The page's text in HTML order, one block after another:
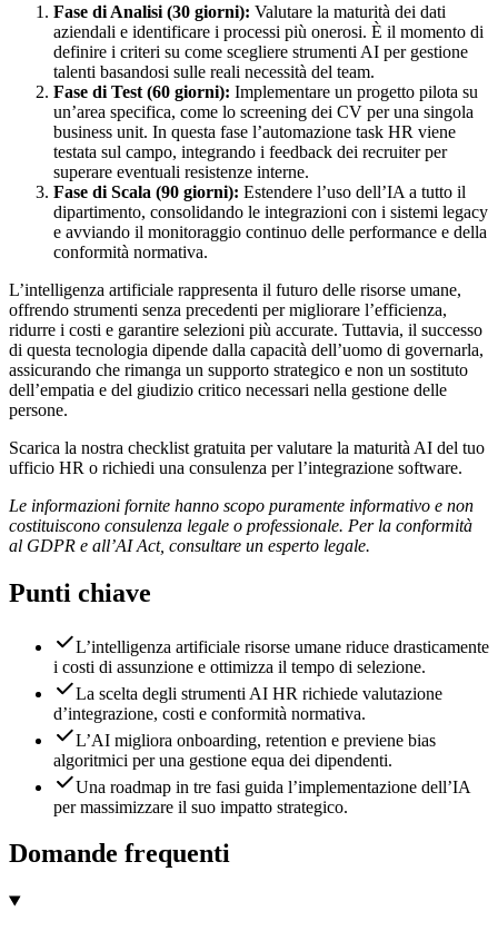
Fase di Analisi (30 giorni): Valutare la maturità dei dati
aziendali e identificare i processi più onerosi. È il momento di
definire i criteri su come scegliere strumenti AI per gestione
talenti basandosi sulle reali necessità del team.
Fase di Test (60 giorni): Implementare un progetto pilota su
un’area specifica, come lo screening dei CV per una singola
business unit. In questa fase l’automazione task HR viene
testata sul campo, integrando i feedback dei recruiter per
superare eventuali resistenze interne.
Fase di Scala (90 giorni): Estendere l’uso dell’IA a tutto il
dipartimento, consolidando le integrazioni con i sistemi legacy
e avviando il monitoraggio continuo delle performance e della
conformità normativa.
L’intelligenza artificiale rappresenta il futuro delle risorse umane,
offrendo strumenti senza precedenti per migliorare l’efficienza,
ridurre i costi e garantire selezioni più accurate. Tuttavia, il successo
di questa tecnologia dipende dalla capacità dell’uomo di governarla,
assicurando che rimanga un supporto strategico e non un sostituto
dell’empatia e del giudizio critico necessari nella gestione delle
persone.
Scarica la nostra checklist gratuita per valutare la maturità AI del tuo
ufficio HR o richiedi una consulenza per l’integrazione software.
Le informazioni fornite hanno scopo puramente informativo e non
costituiscono consulenza legale o professionale. Per la conformità
al GDPR e all’AI Act, consultare un esperto legale.
Punti chiave
L’intelligenza artificiale risorse umane riduce drasticamente
i costi di assunzione e ottimizza il tempo di selezione.
La scelta degli strumenti AI HR richiede valutazione
d’integrazione, costi e conformità normativa.
L’AI migliora onboarding, retention e previene bias
algoritmici per una gestione equa dei dipendenti.
Una roadmap in tre fasi guida l’implementazione dell’IA
per massimizzare il suo impatto strategico.
Domande frequenti